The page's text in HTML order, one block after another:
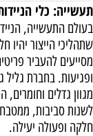
תעשייה: כלי
בעולם התעשייה,
שתהליכי הייצור יהיו
מסייעים להעביר
ופגיעות. בחברת גליל
מגוון גדלים
לשנות סביבות,
חלקה ופעולה יעילה.